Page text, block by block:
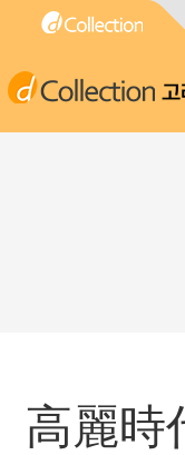
高麗時